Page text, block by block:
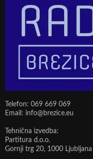
Telefon: 069 669 069
Email: info@brezice.eu
Tehnična izvedba:
Partitura d.o.o.
Gornji trg 20, 1000 Ljubljana